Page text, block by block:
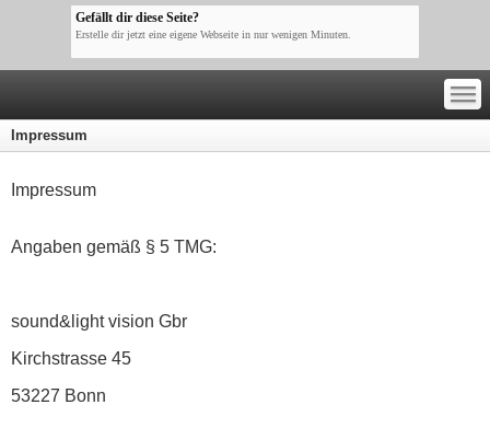
Gefällt dir diese Seite?
Erstelle dir jetzt eine eigene Webseite in nur wenigen Minuten.
—
—
—
Impressum
Impressum
Angaben gemäß § 5 TMG:
sound&light vision Gbr
Kirchstrasse 45
53227 Bonn